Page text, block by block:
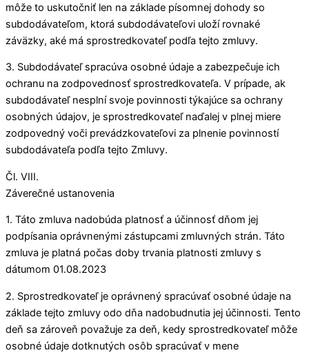
môže to uskutočniť len na základe písomnej dohody so
subdodávateľom, ktorá subdodávateľovi uloží rovnaké
záväzky, aké má sprostredkovateľ podľa tejto zmluvy.
3. Subdodávateľ spracúva osobné údaje a zabezpečuje ich
ochranu na zodpovednosť sprostredkovateľa. V prípade, ak
subdodávateľ nesplní svoje povinnosti týkajúce sa ochrany
osobných údajov, je sprostredkovateľ naďalej v plnej miere
zodpovedný voči prevádzkovateľovi za plnenie povinností
subdodávateľa podľa tejto Zmluvy.
Čl. VIII.
Záverečné ustanovenia
1. Táto zmluva nadobúda platnosť a účinnosť dňom jej
podpísania oprávnenými zástupcami zmluvných strán. Táto
zmluva je platná počas doby trvania platnosti zmluvy s
dátumom 01.08.2023
2. Sprostredkovateľ je oprávnený spracúvať osobné údaje na
základe tejto zmluvy odo dňa nadobudnutia jej účinnosti. Tento
deň sa zároveň považuje za deň, kedy sprostredkovateľ môže
osobné údaje dotknutých osôb spracúvať v mene